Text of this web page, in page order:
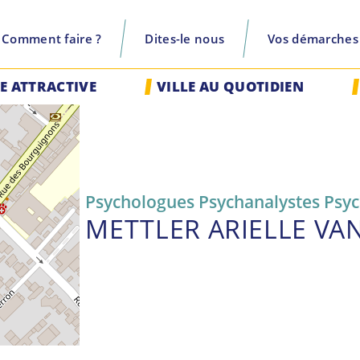
Comment faire ? Dites-le nous Vos démarches
recherche
ATTRACTIVE VILLE AU QUOTIDIEN
Psychologues Psychanalystes
METTLER ARIELLE